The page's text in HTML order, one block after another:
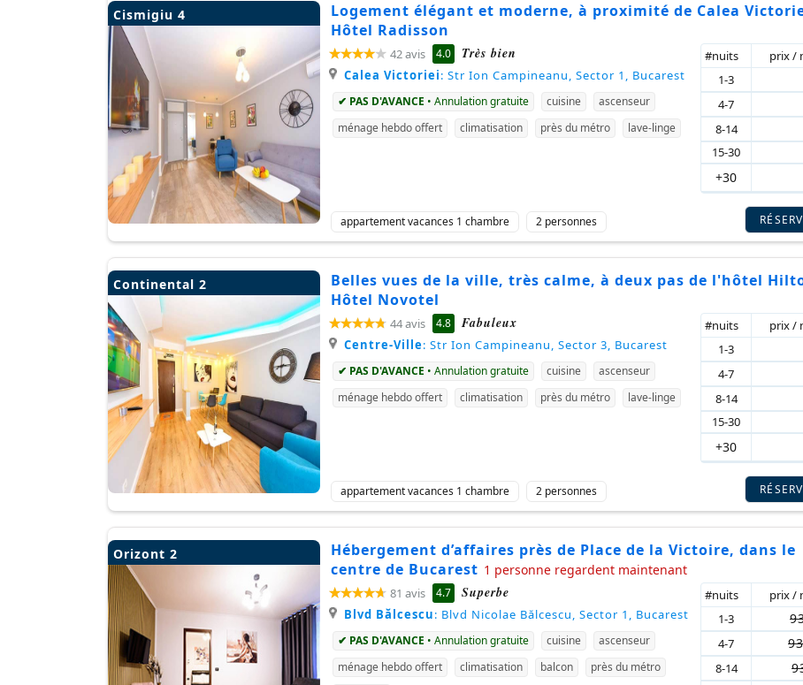
Cismigiu 4
Logement élégant et moderne, à proximité de Calea
Hôtel Radisson
42 avis 4.0 Très bien
Calea Victoriei: Str Ion Campineanu, Sector 1, Bucarest
✔ PAS D'AVANCE • Annulation gratuite cuisine
ascenseur
ménage hebdo offert
climatisation près du métro lave-linge
#nuits
prix /
1-3
4-7
8-14
15-30
+30
appartement vacances 1 chambre 2 personnes
Continental 2
Belles vues de la ville, très calme, à deux pas de l'hôtel
Hôtel Novotel
44 avis 4.8 Fabuleux
Centre-Ville: Str Ion Campineanu, Sector 3, Bucarest
✔ PAS D'AVANCE • Annulation gratuite cuisine
ascenseur
ménage hebdo offert
climatisation près du métro lave-linge
#nuits
prix /
1-3
4-7
8-14
15-30
+30
appartement vacances 1 chambre 2 personnes
Orizont 2
Hébergement d’affaires près de Place de la Victoire, dans le
centre de Bucarest 1 personne regardent maintenant
81 avis 4.7 Superbe
Blvd Bălcescu: Blvd Nicolae Bălcescu, Sector 1, Bucarest
✔ PAS D'AVANCE • Annulation gratuite cuisine
ascenseur
ménage hebdo offert
climatisation balcon près du métro
#nuits
prix /
1-3
4-7 93
8-14